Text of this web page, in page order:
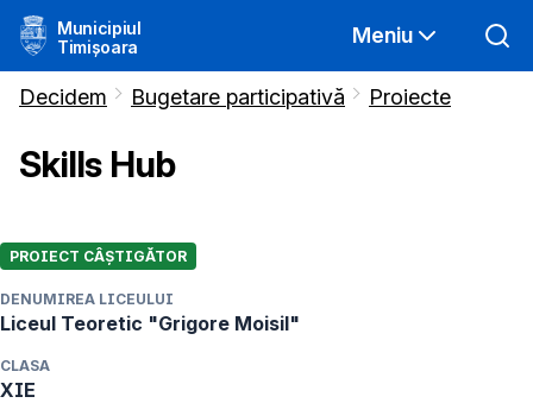
Municipiul
Timișoara
Meniu
Decidem Bugetare participativă Proiecte
Skills Hub
PROIECT CÂȘTIGĂTOR
DENUMIREA LICEULUI
Liceul Teoretic "Grigore Moisil"
CLASA
XIE